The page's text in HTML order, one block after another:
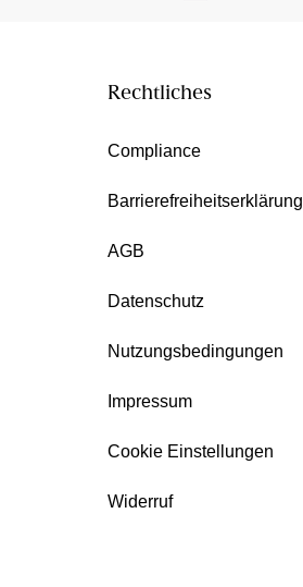
Rechtliches
Compliance
Barrierefreiheitserklärung
AGB
Datenschutz
Nutzungsbedingungen
Impressum
Cookie Einstellungen
Widerruf